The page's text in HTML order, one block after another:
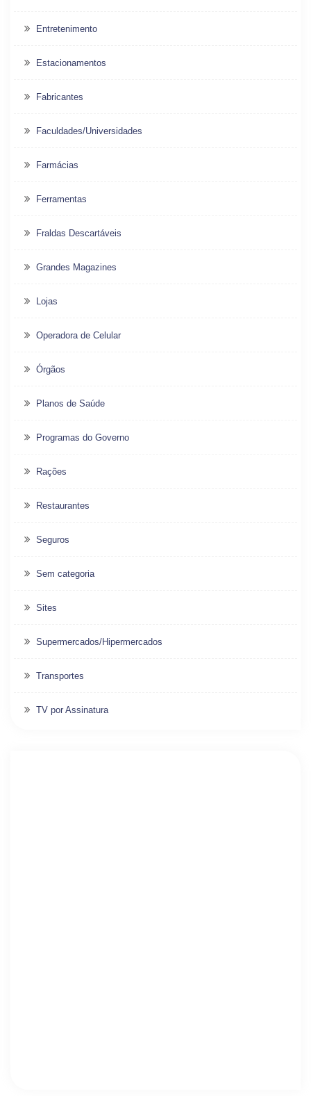
Entretenimento
Estacionamentos
Fabricantes
Faculdades/Universidades
Farmácias
Ferramentas
Fraldas Descartáveis
Grandes Magazines
Lojas
Operadora de Celular
Órgãos
Planos de Saúde
Programas do Governo
Rações
Restaurantes
Seguros
Sem categoria
Sites
Supermercados/Hipermercados
Transportes
TV por Assinatura